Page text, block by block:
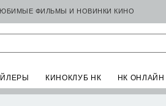
ФИЛЬМЫ И НОВИНКИ КИНО
КИНОКЛУБ НК НК ОНЛАЙН